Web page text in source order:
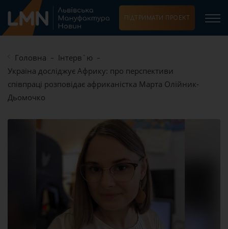
ПІДТРИМАТИ ПРОЕКТ
Головна
Інтерв`ю
Україна досліджує Африку: про перспективи
співпраці розповідає африканістка Марта Олійник-
Дьомочко